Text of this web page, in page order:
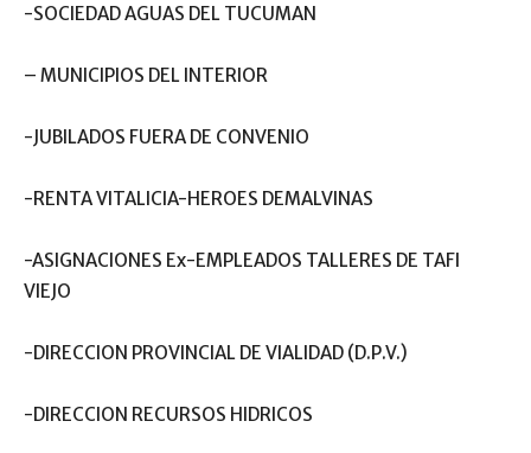
-SOCIEDAD AGUAS DEL TUCUMAN
– MUNICIPIOS DEL INTERIOR
-JUBILADOS FUERA DE CONVENIO
-RENTA VITALICIA-HEROES DEMALVINAS
-ASIGNACIONES Ex-EMPLEADOS TALLERES DE TAFI
VIEJO
-DIRECCION PROVINCIAL DE VIALIDAD (D.P.V.)
-DIRECCION RECURSOS HIDRICOS